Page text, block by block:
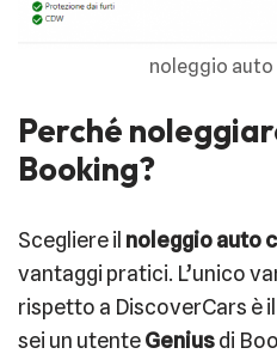
noleggio auto
Perché
Booking?
Scegliere il noleggio auto
vantaggi pratici. L’unico
rispetto a DiscoverCars è il
sei un utenteGeniusdi